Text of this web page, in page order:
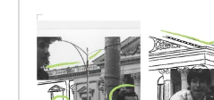
Romero caminaba en un jardín Ubicación:
Francisco Morazán, frente
Duración: minutos 2\. El féretro llega en procesión
Ubicación: esquina